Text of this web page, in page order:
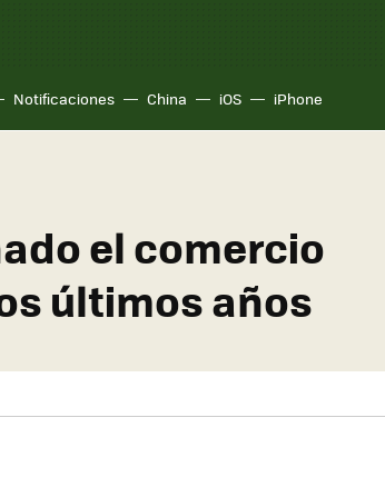
Notificaciones China iOS iPhone
el comercio
últimos años